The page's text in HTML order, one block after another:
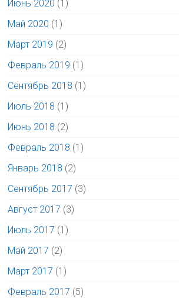
Июнь 2020 (1)
Май 2020 (1)
Март 2019 (2)
Февраль 2019 (1)
Сентябрь 2018 (1)
Июль 2018 (1)
Июнь 2018 (2)
Февраль 2018 (1)
Январь 2018 (2)
Сентябрь 2017 (3)
Август 2017 (3)
Июль 2017 (1)
Май 2017 (2)
Март 2017 (1)
Февраль 2017 (5)